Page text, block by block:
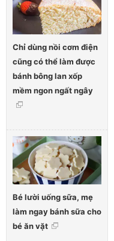
Chỉ dùng nồi cơm điện
cũng có thể làm được
bánh bông lan xốp
mềm ngon ngất ngây
Bé lười uống sữa, mẹ
làm ngay bánh sữa cho
bé ăn vặt